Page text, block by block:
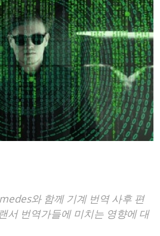
와 함께 기계 번역 사후 편
서 번역가들에 미치는 영향에 대